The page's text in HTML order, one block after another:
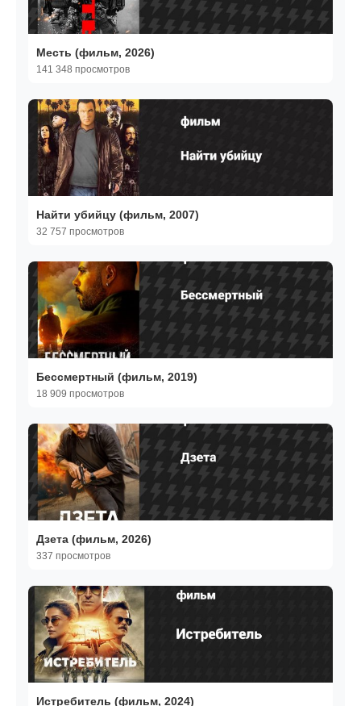
Месть (фильм, 2026)
141 348 просмотров
Найти убийцу (фильм, 2007)
32 757 просмотров
Бессмертный (фильм, 2019)
18 909 просмотров
Дзета (фильм, 2026)
337 просмотров
Истребитель (фильм, 2024)